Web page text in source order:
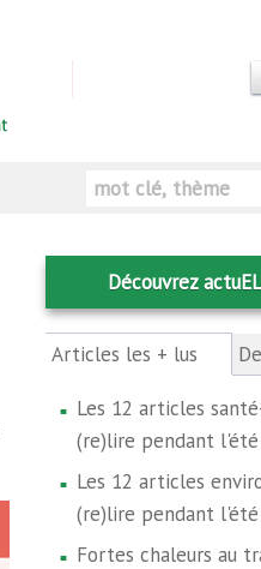
Rechercher
Découvrez
Articles les + lus (onglet
actif)
Les 12 articles
(re)lire pendant l'été
Les 12 articles
(re)lire pendant l'été
Fortes chaleurs au